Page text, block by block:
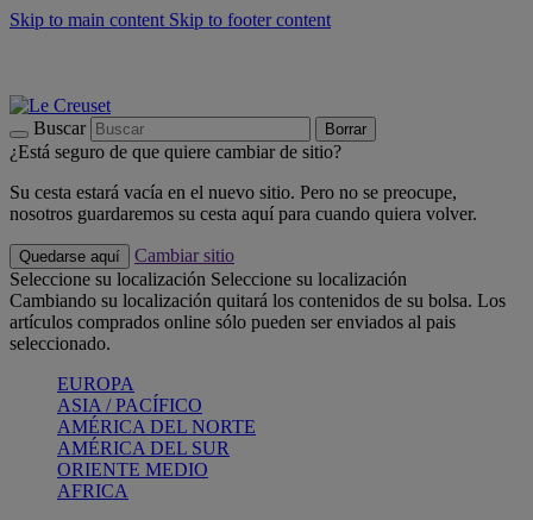
Skip to main content Skip to footer content
Buscar Borrar
¿Está seguro de que quiere cambiar de sitio?
Su cesta estará vacía en el nuevo sitio. Pero no se preocupe,
nosotros guardaremos su cesta aquí para cuando quiera volver.
Quedarse aquí
Cambiar sitio
Seleccione su localización Seleccione su localización
Cambiando su localización quitará los contenidos de su bolsa. Los
artículos comprados online sólo pueden ser enviados al pais
seleccionado.
EUROPA
ASIA / PACÍFICO
AMÉRICA DEL NORTE
AMÉRICA DEL SUR
ORIENTE MEDIO
AFRICA